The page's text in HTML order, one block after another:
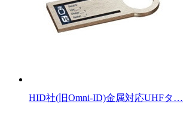
HID社(旧Omni-ID)金属対応UHFタ…